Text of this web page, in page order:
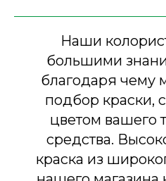
Наши
большими
благодаря чему
подбор краски,
цветом вашего
средства.
краска из